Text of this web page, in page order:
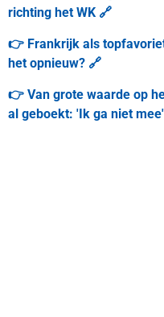
richting het WK 🔗
👉 Frankrijk als
het opnieuw? 🔗
👉 Van grote waarde op
al geboekt: 'Ik ga niet